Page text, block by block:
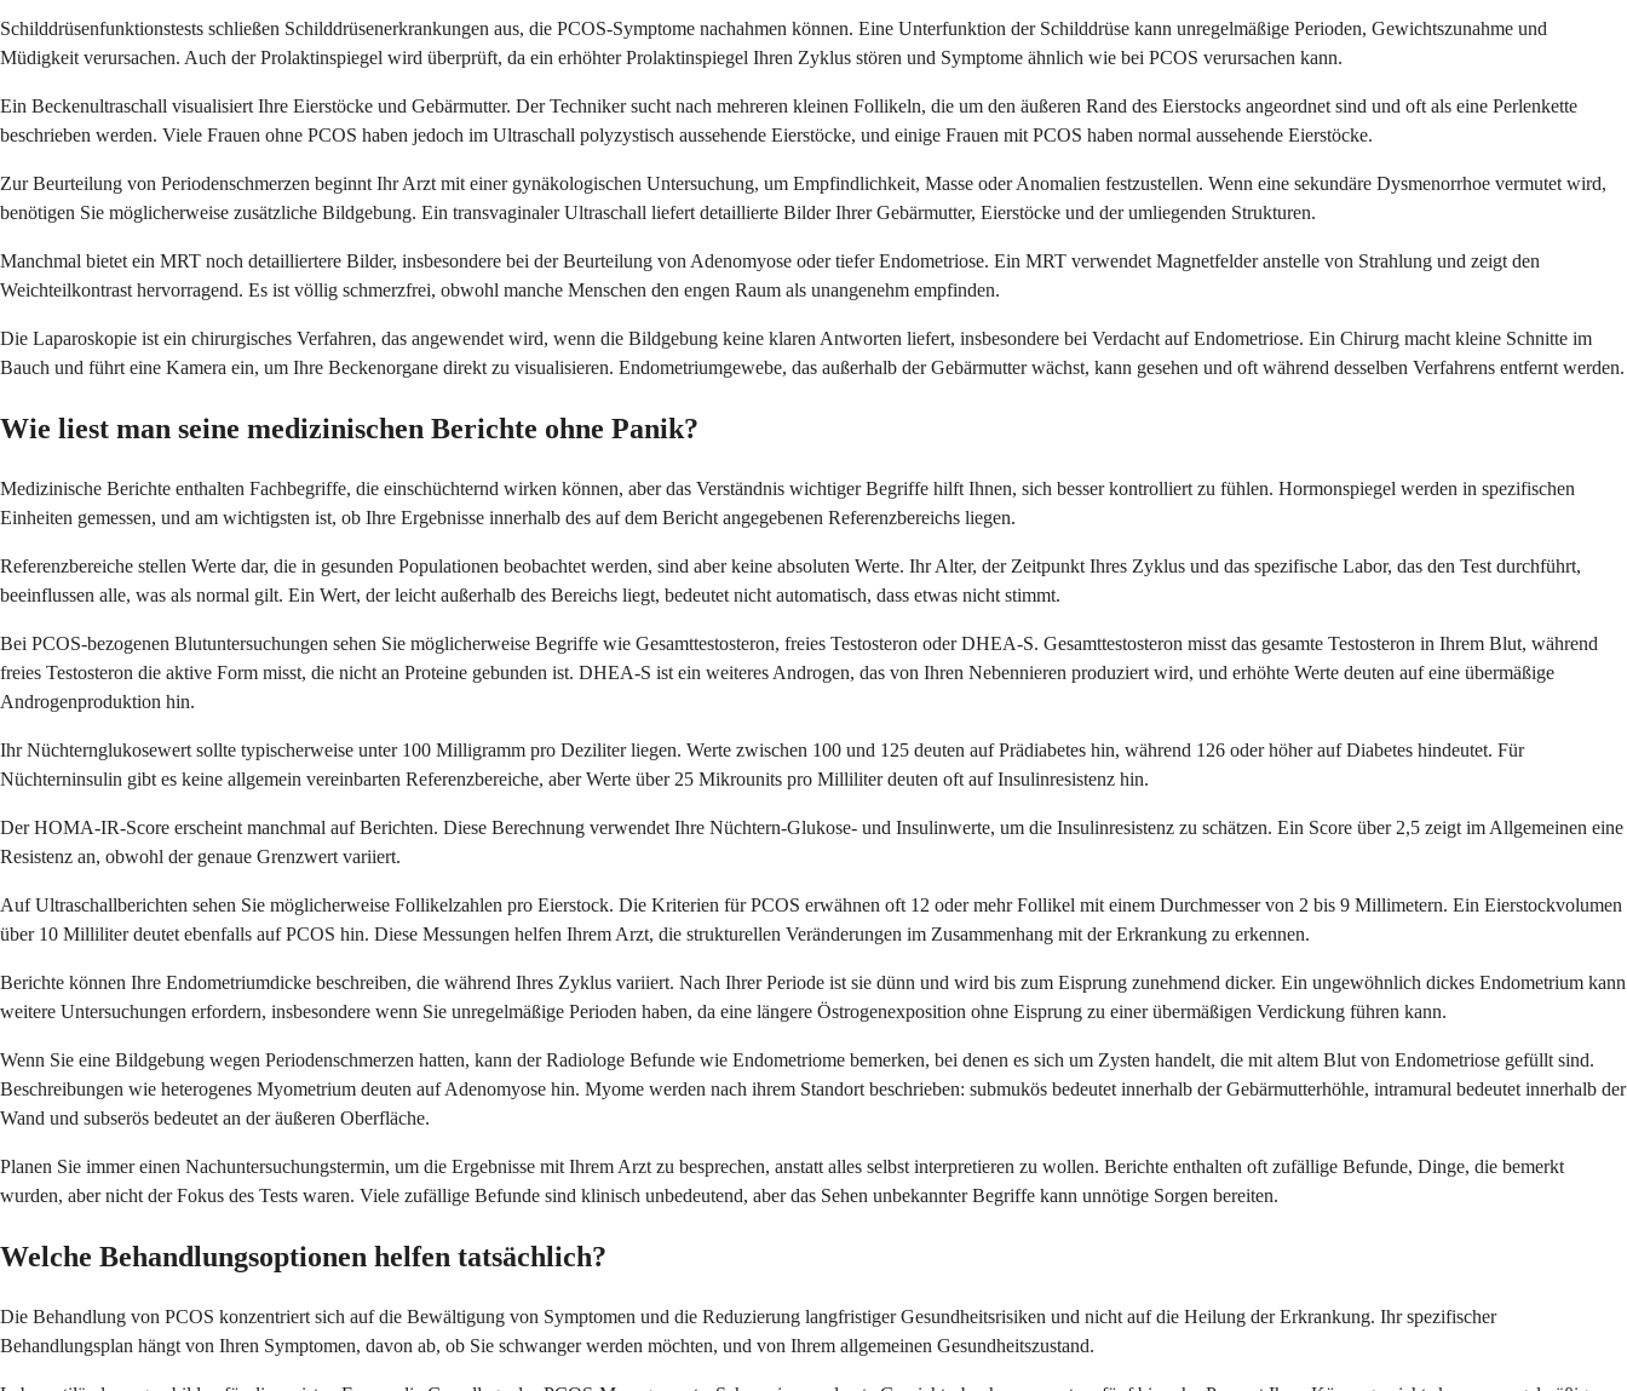
Schilddrüsenfunktionstests schließen Schilddrüsenerkrankungen aus, die PCOS-Symptome nachahmen können. Eine Unterfunktion der Schilddrüse kann unregelmäßige Perioden, Gewichtszunahme und
Müdigkeit verursachen. Auch der Prolaktinspiegel wird überprüft, da ein erhöhter Prolaktinspiegel Ihren Zyklus stören und Symptome ähnlich wie bei PCOS verursachen kann.
Ein Beckenultraschall visualisiert Ihre Eierstöcke und Gebärmutter. Der Techniker sucht nach mehreren kleinen Follikeln, die um den äußeren Rand des Eierstocks angeordnet sind und oft als eine Perlenkette
beschrieben werden. Viele Frauen ohne PCOS haben jedoch im Ultraschall polyzystisch aussehende Eierstöcke, und einige Frauen mit PCOS haben normal aussehende Eierstöcke.
Zur Beurteilung von Periodenschmerzen beginnt Ihr Arzt mit einer gynäkologischen Untersuchung, um Empfindlichkeit, Masse oder Anomalien festzustellen. Wenn eine sekundäre Dysmenorrhoe vermutet wird,
benötigen Sie möglicherweise zusätzliche Bildgebung. Ein transvaginaler Ultraschall liefert detaillierte Bilder Ihrer Gebärmutter, Eierstöcke und der umliegenden Strukturen.
Manchmal bietet ein MRT noch detailliertere Bilder, insbesondere bei der Beurteilung von Adenomyose oder tiefer Endometriose. Ein MRT verwendet Magnetfelder anstelle von Strahlung und zeigt den
Weichteilkontrast hervorragend. Es ist völlig schmerzfrei, obwohl manche Menschen den engen Raum als unangenehm empfinden.
Die Laparoskopie ist ein chirurgisches Verfahren, das angewendet wird, wenn die Bildgebung keine klaren Antworten liefert, insbesondere bei Verdacht auf Endometriose. Ein Chirurg macht kleine Schnitte im
Bauch und führt eine Kamera ein, um Ihre Beckenorgane direkt zu visualisieren. Endometriumgewebe, das außerhalb der Gebärmutter wächst, kann gesehen und oft während desselben Verfahrens entfernt werden.
Wie liest man seine medizinischen Berichte ohne Panik?
Medizinische Berichte enthalten Fachbegriffe, die einschüchternd wirken können, aber das Verständnis wichtiger Begriffe hilft Ihnen, sich besser kontrolliert zu fühlen. Hormonspiegel werden in spezifischen
Einheiten gemessen, und am wichtigsten ist, ob Ihre Ergebnisse innerhalb des auf dem Bericht angegebenen Referenzbereichs liegen.
Referenzbereiche stellen Werte dar, die in gesunden Populationen beobachtet werden, sind aber keine absoluten Werte. Ihr Alter, der Zeitpunkt Ihres Zyklus und das spezifische Labor, das den Test durchführt,
beeinflussen alle, was als normal gilt. Ein Wert, der leicht außerhalb des Bereichs liegt, bedeutet nicht automatisch, dass etwas nicht stimmt.
Bei PCOS-bezogenen Blutuntersuchungen sehen Sie möglicherweise Begriffe wie Gesamttestosteron, freies Testosteron oder DHEA-S. Gesamttestosteron misst das gesamte Testosteron in Ihrem Blut, während
freies Testosteron die aktive Form misst, die nicht an Proteine gebunden ist. DHEA-S ist ein weiteres Androgen, das von Ihren Nebennieren produziert wird, und erhöhte Werte deuten auf eine übermäßige
Androgenproduktion hin.
Ihr Nüchternglukosewert sollte typischerweise unter 100 Milligramm pro Deziliter liegen. Werte zwischen 100 und 125 deuten auf Prädiabetes hin, während 126 oder höher auf Diabetes hindeutet. Für
Nüchterninsulin gibt es keine allgemein vereinbarten Referenzbereiche, aber Werte über 25 Mikrounits pro Milliliter deuten oft auf Insulinresistenz hin.
Der HOMA-IR-Score erscheint manchmal auf Berichten. Diese Berechnung verwendet Ihre Nüchtern-Glukose- und Insulinwerte, um die Insulinresistenz zu schätzen. Ein Score über 2,5 zeigt im Allgemeinen eine
Resistenz an, obwohl der genaue Grenzwert variiert.
Auf Ultraschallberichten sehen Sie möglicherweise Follikelzahlen pro Eierstock. Die Kriterien für PCOS erwähnen oft 12 oder mehr Follikel mit einem Durchmesser von 2 bis 9 Millimetern. Ein Eierstockvolumen
über 10 Milliliter deutet ebenfalls auf PCOS hin. Diese Messungen helfen Ihrem Arzt, die strukturellen Veränderungen im Zusammenhang mit der Erkrankung zu erkennen.
Berichte können Ihre Endometriumdicke beschreiben, die während Ihres Zyklus variiert. Nach Ihrer Periode ist sie dünn und wird bis zum Eisprung zunehmend dicker. Ein ungewöhnlich dickes Endometrium kann
weitere Untersuchungen erfordern, insbesondere wenn Sie unregelmäßige Perioden haben, da eine längere Östrogenexposition ohne Eisprung zu einer übermäßigen Verdickung führen kann.
Wenn Sie eine Bildgebung wegen Periodenschmerzen hatten, kann der Radiologe Befunde wie Endometriome bemerken, bei denen es sich um Zysten handelt, die mit altem Blut von Endometriose gefüllt sind.
Beschreibungen wie heterogenes Myometrium deuten auf Adenomyose hin. Myome werden nach ihrem Standort beschrieben: submukös bedeutet innerhalb der Gebärmutterhöhle, intramural bedeutet innerhalb der
Wand und subserös bedeutet an der äußeren Oberfläche.
Planen Sie immer einen Nachuntersuchungstermin, um die Ergebnisse mit Ihrem Arzt zu besprechen, anstatt alles selbst interpretieren zu wollen. Berichte enthalten oft zufällige Befunde, Dinge, die bemerkt
wurden, aber nicht der Fokus des Tests waren. Viele zufällige Befunde sind klinisch unbedeutend, aber das Sehen unbekannter Begriffe kann unnötige Sorgen bereiten.
Welche Behandlungsoptionen helfen tatsächlich?
Die Behandlung von PCOS konzentriert sich auf die Bewältigung von Symptomen und die Reduzierung langfristiger Gesundheitsrisiken und nicht auf die Heilung der Erkrankung. Ihr spezifischer
Behandlungsplan hängt von Ihren Symptomen, davon ab, ob Sie schwanger werden möchten, und von Ihrem allgemeinen Gesundheitszustand.